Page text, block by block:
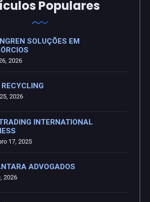
Populares
SOLUÇÕES EM
2026
2026
INTERNATIONAL
17, 2025
ADVOGADOS
2026